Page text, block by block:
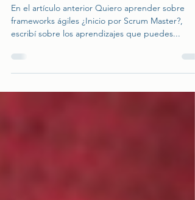
siguiente paso?
En el artículo anterior Quiero aprender sobre
escribí sobre los aprendizajes que puedes...